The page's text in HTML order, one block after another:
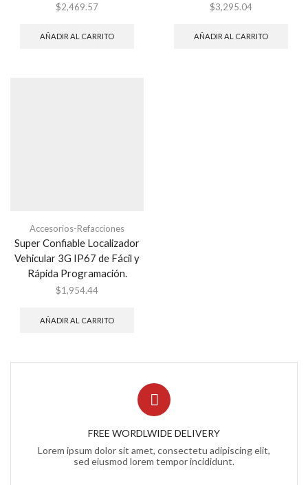
$2,469.57
AÑADIR AL CARRITO
$3,295.04
AÑADIR AL CARRITO
Accesorios-Refacciones
Super Confiable Localizador
Vehicular 3G IP67 de Fácil y
Rápida Programación.
$1,954.44
AÑADIR AL CARRITO
FREE WORDLWIDE DELIVERY
Lorem ipsum dolor sit amet, consectetu adipiscing elit,
sed eiusmod lorem tempor incididunt.